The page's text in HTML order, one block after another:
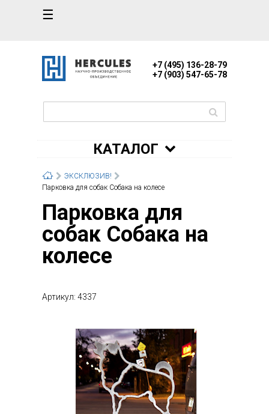
☰
+7 (495) 136-28-79
+7 (903) 547-65-78
КАТАЛОГ
ЭКСКЛЮЗИВ!
Парковка для собак Собака на колесе
Парковка для
собак Собака на
колесе
Артикул: 4337